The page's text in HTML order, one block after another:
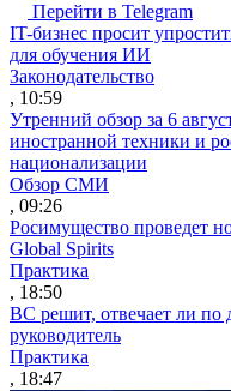
Перейти в Telegram
IT-бизнес просит
для обучения ИИ
Законодательство
, 10:59
Утренний обзор за 6
иностранной техники и
национализации
Обзор СМИ
, 09:26
Росимущество проведет
Global Spirits
Практика
, 18:50
ВС решит, отвечает ли
руководитель
Практика
, 18:47